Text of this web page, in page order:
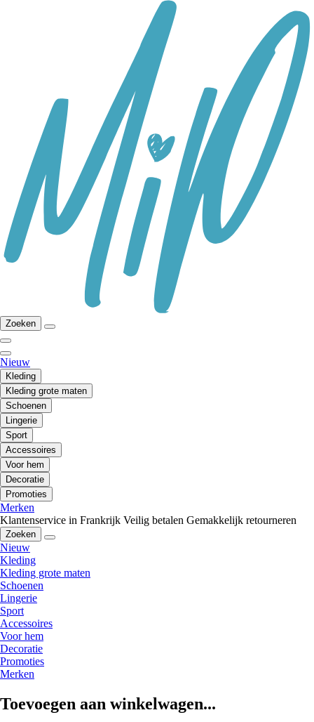
Zoeken
Nieuw
Kleding
Kleding grote maten
Schoenen
Lingerie
Sport
Accessoires
Voor hem
Decoratie
Promoties
Merken
Klantenservice in Frankrijk Veilig betalen Gemakkelijk retourneren
Zoeken
Nieuw
Kleding
Kleding grote maten
Schoenen
Lingerie
Sport
Accessoires
Voor hem
Decoratie
Promoties
Merken
Toevoegen aan winkelwagen...